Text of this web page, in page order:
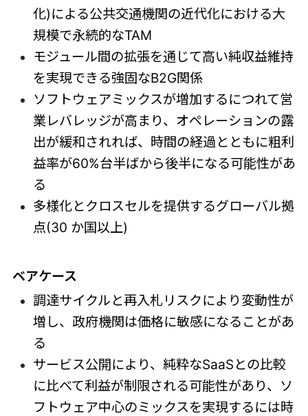
化)による公共交通機関の近代化における大
規模で永続的なTAM
モジュール間の拡張を通じて高い純収益維持
を実現できる強固なB2G関係
ソフトウェアミックスが増加するにつれて営
業レバレッジが高まり、オペレーションの露
出が緩和されれば、時間の経過とともに粗利
益率が60%台半ばから後半になる可能性があ
る
多様化とクロスセルを提供するグローバル拠
点(30 か国以上)
ベアケース
調達サイクルと再入札リスクにより変動性が
増し、政府機関は価格に敏感になることがあ
る
サービス公開により、純粋なSaaSとの比較
に比べて利益が制限される可能性があり、ソ
フトウェア中心のミックスを実現するには時